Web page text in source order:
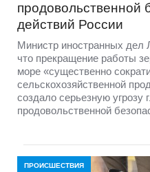
продовольственной
действий России
Министр иностранных дел
что прекращение работы
море «существенно
сельскохозяйственной
создало серьезную угрозу
продовольственной
ПРОИСШЕСТВИЯ